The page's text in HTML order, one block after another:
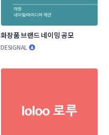
화장품 브랜드 네이밍 공모
DESIGNAL